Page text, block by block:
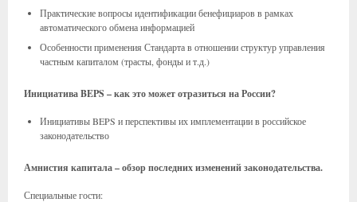
Практические вопросы идентификации бенефициаров в рамках
автоматического обмена информацией
Особенности применения Стандарта в отношении структур управления
частным капиталом (трасты, фонды и т.д.)
Инициатива BEPS – как это может отразиться на России?
Инициативы BEPS и перспективы их имплементации в российское
законодательство
Амнистия капитала – обзор последних изменений законодательства.
Специальные гости: